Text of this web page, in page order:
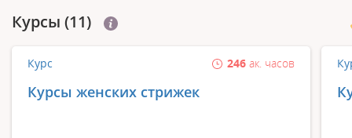
Курсы (11)
Курс 246 ак. часов
Курсы женских стрижек